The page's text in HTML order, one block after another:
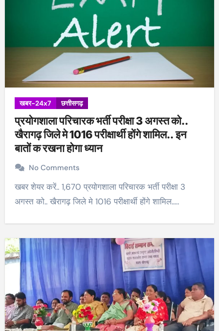
खबर-24x7 छत्तीसगढ़
प्रयोगशाला परिचारक भर्ती परीक्षा 3 अगस्त को..
खैरागढ़ जिले मे 1016 परीक्षार्थी होंगे शामिल.. इन
बातों क रखना होगा ध्यान
No Comments
खबर शेयर करें.. 1,670 प्रयोगशाला परिचारक भर्ती परीक्षा 3
अगस्त को.. खैरागढ़ जिले मे 1016 परीक्षार्थी होंगे शामिल..…